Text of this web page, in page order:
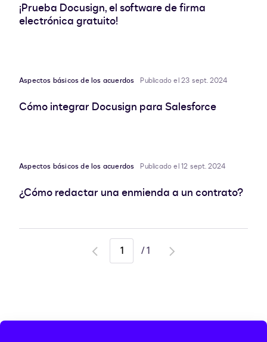
¡Prueba Docusign, el software de firma
electrónica gratuito!
Aspectos básicos de los acuerdos Publicado el 23 sept. 2024
Cómo integrar Docusign para Salesforce
Aspectos básicos de los acuerdos Publicado el 12 sept. 2024
¿Cómo redactar una enmienda a un contrato?
Go
/1
Go